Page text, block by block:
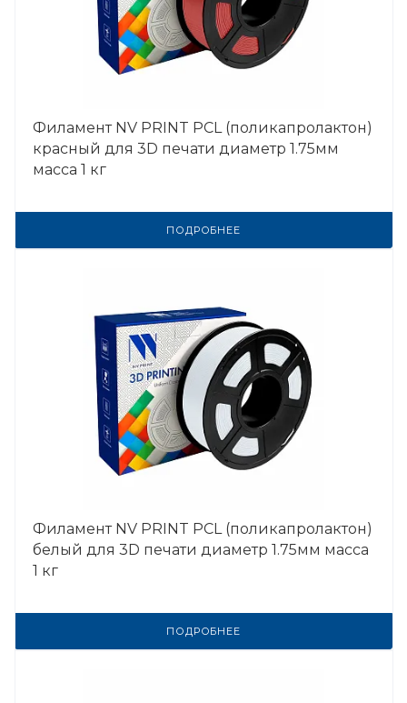
Филамент NV PRINT PCL (поликапролактон)
красный для 3D печати диаметр 1.75мм
масса 1 кг
ПОДРОБНЕЕ
Филамент NV PRINT PCL (поликапролактон)
белый для 3D печати диаметр 1.75мм масса
1 кг
ПОДРОБНЕЕ